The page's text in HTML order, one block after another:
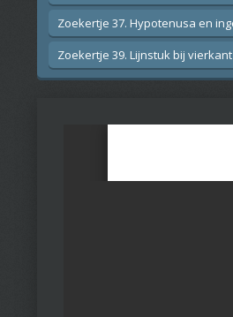
Zoekertje 37. Hypotenusa en
Zoekertje 39. Lijnstuk bij